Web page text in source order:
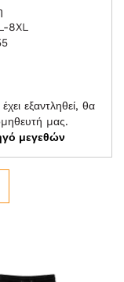
8XL
εξαντληθεί, θα
μας.
μεγεθών